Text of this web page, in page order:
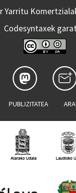
Yarritu
Codesyntaxek
PUBLIZITATEA